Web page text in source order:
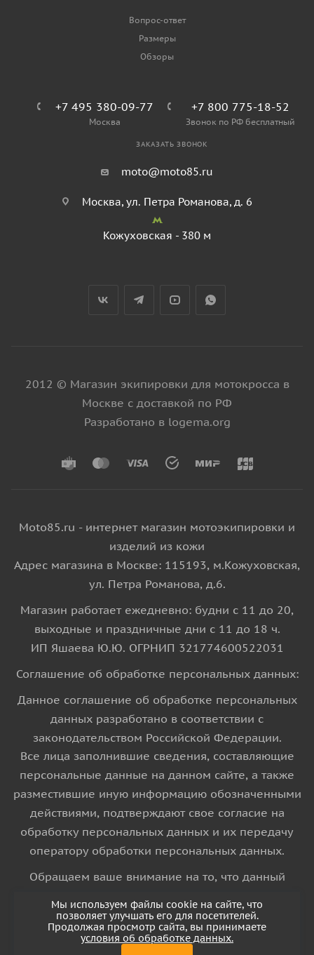
Вопрос-ответ
Размеры
Обзоры
+7 495 380-09-77
Москва
+7 800 775-18-52
Звонок по РФ бесплатный
ЗАКАЗАТЬ ЗВОНОК
moto@moto85.ru
Москва, ул. Петра Романова, д. 6
Кожуховская - 380 м
2012 © Магазин экипировки для мотокросса в
Москве с доставкой по РФ
Разработано в logema.org
Moto85.ru - интернет магазин мотоэкипировки и
изделий из кожи
Адрес магазина в Москве: 115193, м.Кожуховская,
ул. Петра Романова, д.6.
Магазин работает ежедневно: будни с 11 до 20,
выходные и праздничные дни с 11 до 18 ч.
ИП Яшаева Ю.Ю. ОГРНИП 321774600522031
Соглашение об обработке персональных данных:
Данное соглашение об обработке персональных
данных разработано в соответствии с
законодательством Российской Федерации.
Все лица заполнившие сведения, составляющие
персональные данные на данном сайте, а также
разместившие иную информацию обозначенными
действиями, подтверждают свое согласие на
обработку персональных данных и их передачу
оператору обработки персональных данных.
Обращаем ваше внимание на то, что данный
информационный характер и ни при каких
условиях информационные материалы и цены,
Мы используем файлы cookie на сайте, что
позволяет улучшать его для посетителей.
Продолжая просмотр сайта, вы принимаете
условия об обработке данных.